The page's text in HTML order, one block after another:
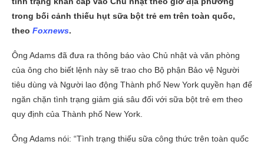
trong bối cảnh thiếu hụt sữa bột trẻ em trên toàn quốc,
theo Foxnews.
Ông Adams đã đưa ra thông báo vào Chủ nhật và văn phòng
của ông cho biết lệnh này sẽ trao cho Bộ phận Bảo vệ Người
tiêu dùng và Người lao động Thành phố New York quyền hạn để
ngăn chặn tình trạng giảm giá sâu đối với sữa bột trẻ em theo
quy định của Thành phố New York.
Ông Adams nói: “Tình trạng thiếu sữa công thức trên toàn quốc